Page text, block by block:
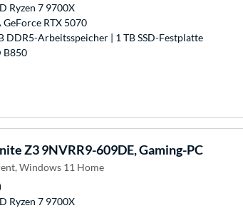
Ryzen 7 9700X
RTX 5070
DDR5-Arbeitsspeicher | 1 TB SSD-Festplatte
B850
Z3 9NVRR9-609DE, Gaming-PC
Windows 11 Home
Ryzen 7 9700X